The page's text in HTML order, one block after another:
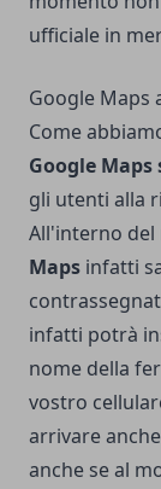
ufficiale in
Google Maps
Come
Google
gli utenti alla
All'interno
Maps infatti
infatti potrà
nome della
vostro
arrivare
anche se al